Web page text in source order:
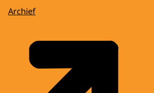
Archief